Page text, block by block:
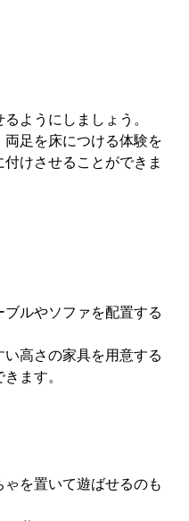
ようにしましょう。
足を床につける体験を
けさせることができま
ルやソファを配置する
高さの家具を用意する
ます。
を置いて遊ばせるのも